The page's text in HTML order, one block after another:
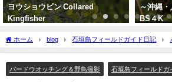
～沖縄・八重山諸島編～ NHK
BS４K
タヒバリ
2026年3
ホーム blog 石垣島フィールドガイド日記
影
カタグロトビ、ジャワアカガシラサギ、リュウキ
バードウオッチング＆野鳥撮影
石垣島フィールドガ